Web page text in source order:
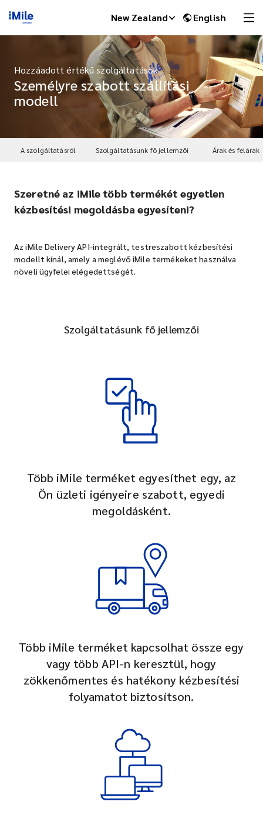
New Zealand English
Hozzáadott értékű szolgáltatások
Személyre szabott szállítási
modell
A szolgáltatásról Szolgáltatásunk fő jellemzői Árak és felárak
Szeretné az iMile több termékét egyetlen
kézbesítési megoldásba egyesíteni?
Az iMile Delivery API-integrált, testreszabott kézbesítési
modellt kínál, amely a meglévő iMile termékeket használva
növeli ügyfelei elégedettségét.
Szolgáltatásunk fő jellemzői
Több iMile terméket egyesíthet egy, az
Ön üzleti igényeire szabott, egyedi
megoldásként.
Több iMile terméket kapcsolhat össze egy
vagy több API-n keresztül, hogy
zökkenőmentes és hatékony kézbesítési
folyamatot biztosítson.
iMile Chat